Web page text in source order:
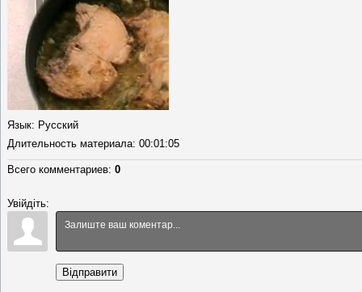
Язык: Русский
Длительность материала: 00:01:05
Всего комментариев: 0
Увійдіть:
Відправити